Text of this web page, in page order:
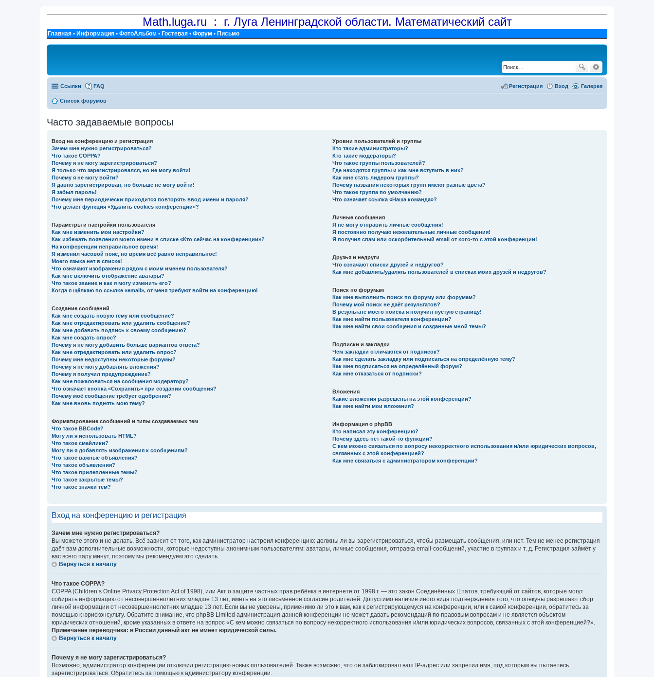
Math.luga.ru : г. Луга Ленинградской области. Математический сайт
Главная • Информация • ФотоАльбом • Гостевая • Форум • Письмо
Ссылки Галерея
FAQ Вход
Регистрация
Список форумов
Часто задаваемые вопросы
Вход на конференцию и регистрация
Зачем мне нужно регистрироваться?
Что такое COPPA?
Почему я не могу зарегистрироваться?
Я только что зарегистрировался, но не могу войти!
Почему я не могу войти?
Я давно зарегистрирован, но больше не могу войти!
Я забыл пароль!
Почему мне периодически приходится повторять ввод имени и пароля?
Что делает функция «Удалить cookies конференции»?
Параметры и настройки пользователя
Как мне изменить мои настройки?
Как избежать появления моего имени в списке «Кто сейчас на конференции»?
На конференции неправильное время!
Я изменил часовой пояс, но время всё равно неправильное!
Моего языка нет в списке!
Что означают изображения рядом с моим именем пользователя?
Как мне включить отображение аватары?
Что такое звание и как я могу изменить его?
Когда я щёлкаю по ссылке «email», от меня требуют войти на конференцию!
Создание сообщений
Как мне создать новую тему или сообщение?
Как мне отредактировать или удалить сообщение?
Как мне добавить подпись к своему сообщению?
Как мне создать опрос?
Почему я не могу добавить больше вариантов ответа?
Как мне отредактировать или удалить опрос?
Почему мне недоступны некоторые форумы?
Почему я не могу добавлять вложения?
Почему я получил предупреждение?
Как мне пожаловаться на сообщения модератору?
Что означает кнопка «Сохранить» при создании сообщения?
Почему моё сообщение требует одобрения?
Как мне вновь поднять мою тему?
Форматирование сообщений и типы создаваемых тем
Что такое BBCode?
Могу ли я использовать HTML?
Что такое смайлики?
Могу ли я добавлять изображения к сообщениям?
Что такое важные объявления?
Что такое объявления?
Что такое прилепленные темы?
Что такое закрытые темы?
Что такое значки тем?
Уровни пользователей и группы
Кто такие администраторы?
Кто такие модераторы?
Что такое группы пользователей?
Где находятся группы и как мне вступить в них?
Как мне стать лидером группы?
Почему названия некоторых групп имеют разные цвета?
Что такое группа по умолчанию?
Что означает ссылка «Наша команда»?
Личные сообщения
Я не могу отправить личные сообщения!
Я постоянно получаю нежелательные личные сообщения!
Я получил спам или оскорбительный email от кого-то с этой конференции!
Друзья и недруги
Что означают списки друзей и недругов?
Как мне добавлять/удалять пользователей в списках моих друзей и недругов?
Поиск по форумам
Как мне выполнить поиск по форуму или форумам?
Почему мой поиск не даёт результатов?
В результате моего поиска я получил пустую страницу!
Как мне найти пользователя конференции?
Как мне найти свои сообщения и созданные мной темы?
Подписки и закладки
Чем закладки отличаются от подписок?
Как мне сделать закладку или подписаться на определённую тему?
Как мне подписаться на определённый форум?
Как мне отказаться от подписки?
Вложения
Какие вложения разрешены на этой конференции?
Как мне найти мои вложения?
Информация о phpBB
Кто написал эту конференцию?
Почему здесь нет такой-то функции?
С кем можно связаться по вопросу некорректного использования и/или юридических вопросов,
связанных с этой конференцией?
Как мне связаться с администратором конференции?
Вход на конференцию и регистрация
Зачем мне нужно регистрироваться?
Вы можете этого и не делать. Всё зависит от того, как администратор настроил конференцию: должны ли вы зарегистрироваться, чтобы размещать сообщения, или нет. Тем не менее регистрация
даёт вам дополнительные возможности, которые недоступны анонимным пользователям: аватары, личные сообщения, отправка email-сообщений, участие в группах и т. д. Регистрация займёт у
вас всего пару минут, поэтому мы рекомендуем это сделать.
Вернуться к началу
Что такое COPPA?
COPPA (Children’s Online Privacy Protection Act of 1998), или Акт о защите частных прав ребёнка в интернете от 1998 г. — это закон Соединённых Штатов, требующий от сайтов, которые могут
собирать информацию от несовершеннолетних младше 13 лет, иметь на это письменное согласие родителей. Допустимо наличие иного вида подтверждения того, что опекуны разрешают сбор
личной информации от несовершеннолетних младше 13 лет. Если вы не уверены, применимо ли это к вам, как к регистрирующемуся на конференции, или к самой конференции, обратитесь за
помощью к юрисконсульту. Обратите внимание, что phpBB Limited администрация данной конференции не может давать рекомендаций по правовым вопросам и не является объектом
юридических отношений, кроме указанных в ответе на вопрос «С кем можно связаться по вопросу некорректного использования и/или юридических вопросов, связанных с этой конференцией?».
Примечание переводчика: в России данный акт не имеет юридической силы.
Вернуться к началу
Почему я не могу зарегистрироваться?
Возможно, администратор конференции отключил регистрацию новых пользователей. Также возможно, что он заблокировал ваш IP-адрес или запретил имя, под которым вы пытаетесь
зарегистрироваться. Обратитесь за помощью к администратору конференции.